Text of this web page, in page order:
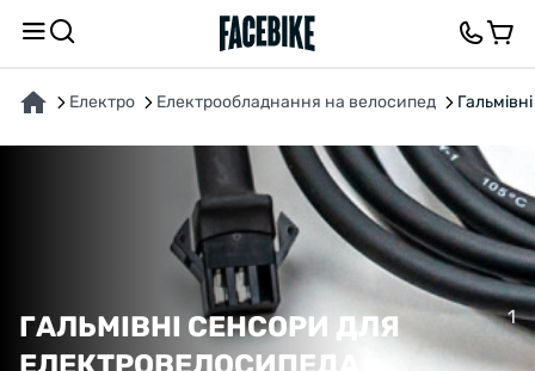
Електро Електрообладнання на велосипед
ГАЛЬМІВНІ СЕНСОРИ ДЛЯ
1